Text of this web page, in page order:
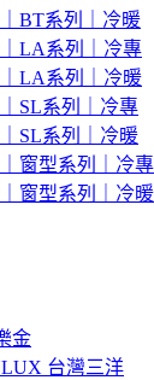
BT系列｜冷暖
LA系列｜冷專
LA系列｜冷暖
SL系列｜冷專
SL系列｜冷暖
窗型系列｜冷專
窗型系列｜冷暖
金
台灣三洋